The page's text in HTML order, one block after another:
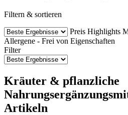
Filtern & sortieren
Preis Highlights
Allergene - Frei von Eigenschaften
Filter
Kräuter & pflanzliche
Artikeln